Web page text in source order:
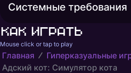
Системные требования
Как играть
Mouse click or tap to play
Главная
Гиперказуальные
Адский кот: Симулятор кота